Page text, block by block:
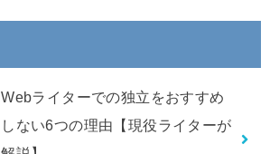
Webライターでの独立をおすすめ
しない6つの理由【現役ライターが